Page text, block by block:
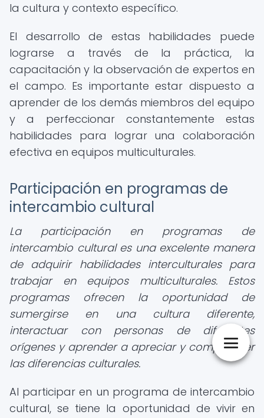
la cultura y contexto específico.
El desarrollo de estas habilidades puede
lograrse a través de la práctica, la
capacitación y la observación de expertos en
el campo. Es importante estar dispuesto a
aprender de los demás miembros del equipo
y a perfeccionar constantemente estas
habilidades para lograr una colaboración
efectiva en equipos multiculturales.
Participación en programas de
intercambio cultural
La participación en programas de
intercambio cultural es una excelente manera
de adquirir habilidades interculturales para
trabajar en equipos multiculturales. Estos
programas ofrecen la oportunidad de
sumergirse en una cultura diferente,
interactuar con personas de diferentes
orígenes y aprender a apreciar y comprender
las diferencias culturales.
Al participar en un programa de intercambio
cultural, se tiene la oportunidad de vivir en